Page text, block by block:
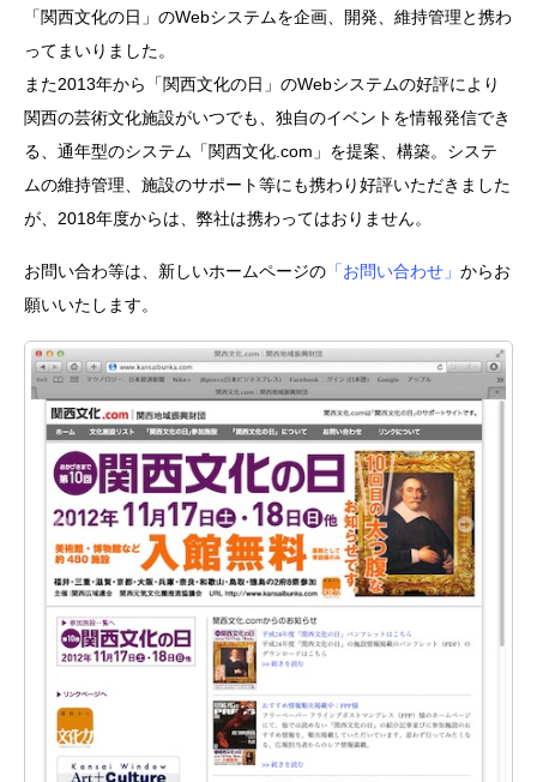
「関西文化の日」のWebシステムを企画、開発、維持管理と携わ
ってまいりました。
また2013年から「関西文化の日」のWebシステムの好評により
関西の芸術文化施設がいつでも、独自のイベントを情報発信でき
る、通年型のシステム「関西文化.com」を提案、構築。システ
ムの維持管理、施設のサポート等にも携わり好評いただきました
が、2018年度からは、弊社は携わってはおりません。
お問い合わ等は、新しいホームページの 「お問い合わせ」 からお
願いいたします。